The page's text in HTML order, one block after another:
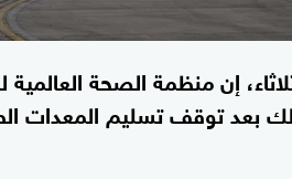
إن منظمة الصحة
بعد توقف تسليم المعدات